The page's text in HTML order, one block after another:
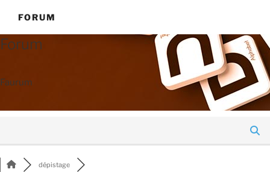
FORUM
Forum
Faurum
dépistage